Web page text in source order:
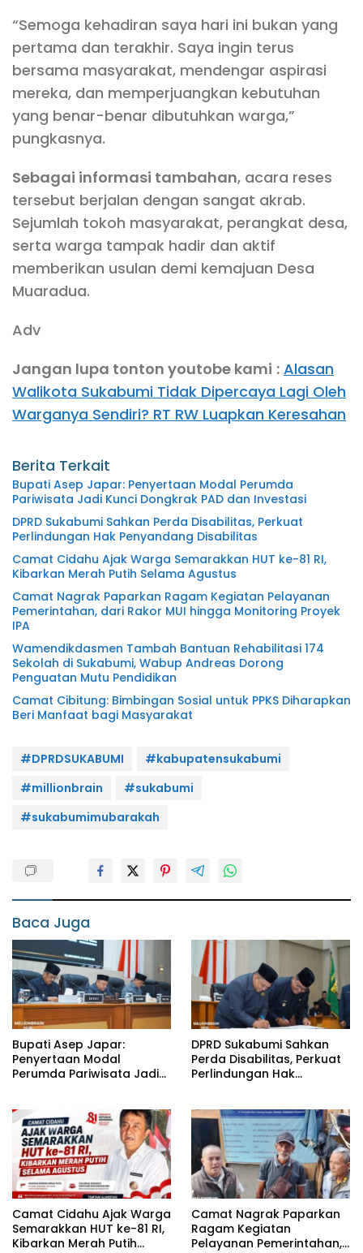
“Semoga kehadiran saya hari ini bukan yang
pertama dan terakhir. Saya ingin terus
bersama masyarakat, mendengar aspirasi
mereka, dan memperjuangkan kebutuhan
yang benar-benar dibutuhkan warga,”
pungkasnya.
Sebagai informasi tambahan, acara reses
tersebut berjalan dengan sangat akrab.
Sejumlah tokoh masyarakat, perangkat desa,
serta warga tampak hadir dan aktif
memberikan usulan demi kemajuan Desa
Muaradua.
Adv
Jangan lupa tonton youtobe kami : Alasan
Walikota Sukabumi Tidak Dipercaya Lagi Oleh
Warganya Sendiri? RT RW Luapkan Keresahan
Berita Terkait
Bupati Asep Japar: Penyertaan Modal Perumda
Pariwisata Jadi Kunci Dongkrak PAD dan Investasi
DPRD Sukabumi Sahkan Perda Disabilitas, Perkuat
Perlindungan Hak Penyandang Disabilitas
Camat Cidahu Ajak Warga Semarakkan HUT ke-81 RI,
Kibarkan Merah Putih Selama Agustus
Camat Nagrak Paparkan Ragam Kegiatan Pelayanan
Pemerintahan, dari Rakor MUI hingga Monitoring Proyek
IPA
Wamendikdasmen Tambah Bantuan Rehabilitasi 174
Sekolah di Sukabumi, Wabup Andreas Dorong
Penguatan Mutu Pendidikan
Camat Cibitung: Bimbingan Sosial untuk PPKS Diharapkan
Beri Manfaat bagi Masyarakat
#DPRDSUKABUMI
#kabupatensukabumi
#millionbrain
#sukabumi
#sukabumimubarakah
Baca Juga
Bupati Asep Japar:
Penyertaan Modal
Perumda Pariwisata Jadi
DPRD Sukabumi Sahkan
Perda Disabilitas, Perkuat
Perlindungan Hak
Camat Cidahu Ajak Warga
Semarakkan HUT ke-81 RI,
Kibarkan Merah Putih
Camat Nagrak Paparkan
Ragam Kegiatan
Pelayanan Pemerintahan,